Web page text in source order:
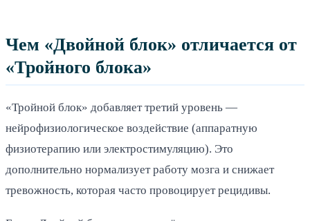
Чем «Двойной блок» отличается от
«Тройного блока»
«Тройной блок» добавляет третий уровень —
нейрофизиологическое воздействие (аппаратную
физиотерапию или электростимуляцию). Это
дополнительно нормализует работу мозга и снижает
тревожность, которая часто провоцирует рецидивы.